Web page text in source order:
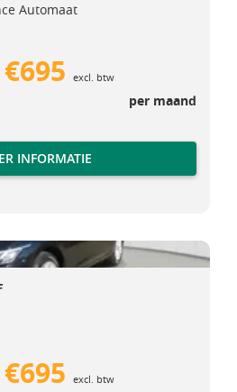
Automaat
€695 excl. btw
per maand
INFORMATIE
Volkswagen Golf
€695 excl. btw